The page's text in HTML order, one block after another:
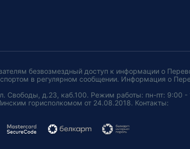
безвозмездный доступ к информации о
в регулярном сообщении. Информация о
Свободы, д.23, каб.100. Режим работы: пн-пт: 9:00 -
горисполкомом от 24.08.2018. Контакты: